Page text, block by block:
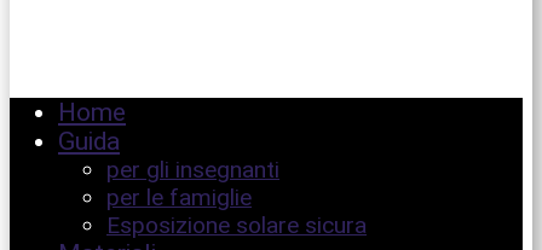
Home
Guida
per gli insegnanti
per le famiglie
Esposizione solare sicura